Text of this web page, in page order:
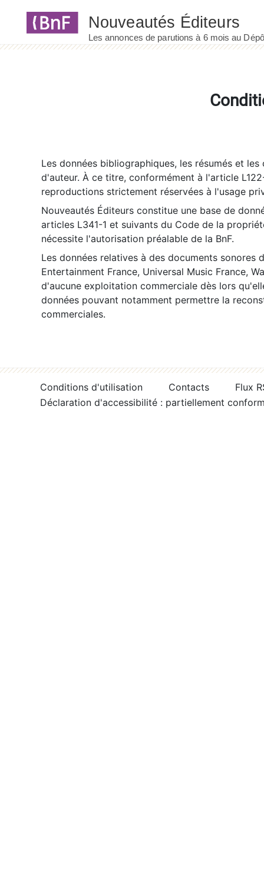
Les données bibliographiques, les résumés et
d'auteur. À ce titre, conformément à l'article
reproductions strictement réservées à l'usage
Nouveautés Éditeurs constitue une base de
articles L341-1 et suivants du Code de la
nécessite l'autorisation préalable de la BnF.
Les données relatives à des documents sonores
Entertainment France, Universal Music France,
d'aucune exploitation commerciale dès lors
données pouvant notamment permettre la
commerciales.
Conditions d'utilisation Contacts
Flux
Déclaration d'accessibilité : partiellement